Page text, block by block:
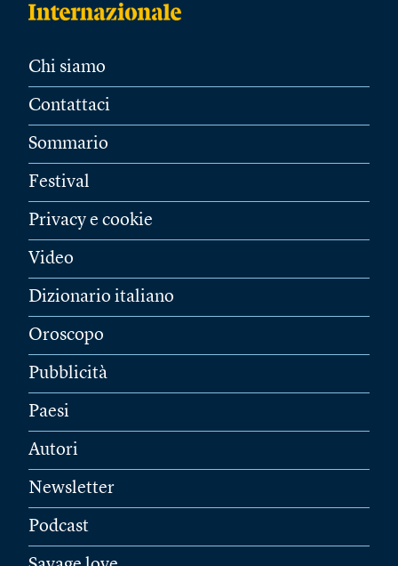
Chi siamo
Contattaci
Sommario
Festival
Privacy e cookie
Video
Dizionario italiano
Oroscopo
Pubblicità
Paesi
Autori
Newsletter
Podcast